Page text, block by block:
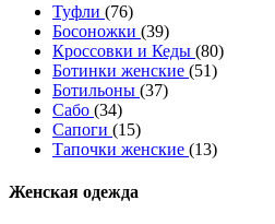
Туфли (76)
Босоножки (39)
Кроссовки и Кеды (80)
Ботинки женские (51)
Ботильоны (37)
Сабо (34)
Сапоги (15)
Тапочки женские (13)
Женская одежда